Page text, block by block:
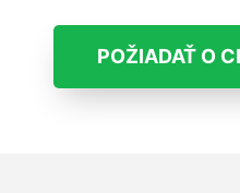
POŽIADAŤ O